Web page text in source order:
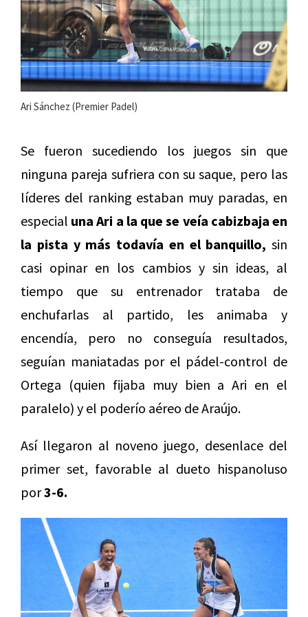
Ari Sánchez (Premier Padel)
Se fueron sucediendo los juegos sin que
ninguna pareja sufriera con su saque, pero las
líderes del ranking estaban muy paradas, en
especial una Ari a la que se veía cabizbaja en
la pista y más todavía en el banquillo, sin
casi opinar en los cambios y sin ideas, al
tiempo que su entrenador trataba de
enchufarlas al partido, les animaba y
encendía, pero no conseguía resultados,
seguían maniatadas por el pádel-control de
Ortega (quien fijaba muy bien a Ari en el
paralelo) y el poderío aéreo de Araújo.
Así llegaron al noveno juego, desenlace del
primer set, favorable al dueto hispanoluso
por3-6.